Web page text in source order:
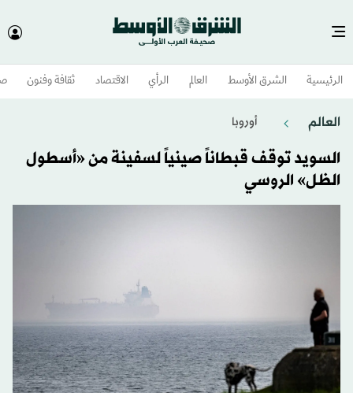
الرئيسية الشرق الأوسط​ العالم الرأي الاقتصاد ثقافة وفنون
العالم أوروبا
السويد توقف قبطاناً صينياً لسفينة من «أسطول
الظل» الروسي